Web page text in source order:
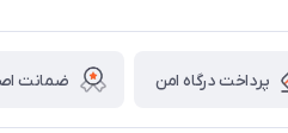
پرداخت درگاه امن ضمانت